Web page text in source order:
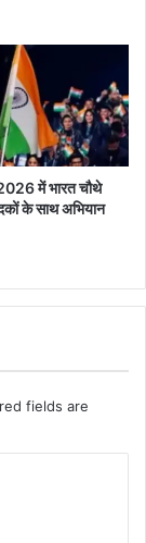
में भारत चौथे
के साथ अभियान
fields are